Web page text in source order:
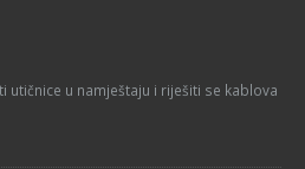
utičnice u namještaju i riješiti se kablova